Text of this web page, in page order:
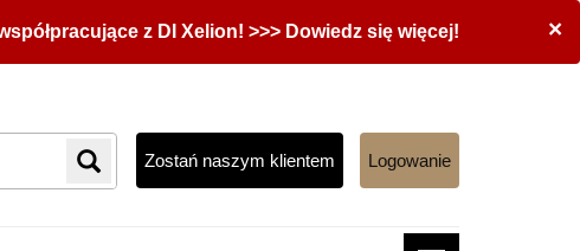
×
z DI Xelion! >>> Dowiedz się więcej!
Zostań naszym klientem Logowanie